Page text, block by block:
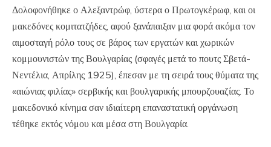
Δολοφονήθηκε ο Αλεξαντρώφ, ύστερα ο Πρωτογκέρωφ, και οι
μακεδόνες κομιτατζήδες, αφού ξανάπαιξαν μια φορά ακόμα τον
αιμοσταγή ρόλο τους σε βάρος των εργατών και χωρικών
κομμουνιστών της Βουλγαρίας (σφαγές μετά το πουτς Σβετά-
Νεντέλια, Απρίλης 1925), έπεσαν με τη σειρά τους θύματα της
«αιώνιας φιλίας» σερβικής και βουλγαρικής μπουρζουαζίας. Το
μακεδονικό κίνημα σαν ιδιαίτερη επαναστατική οργάνωση
τέθηκε εκτός νόμου και μέσα στη Βουλγαρία.